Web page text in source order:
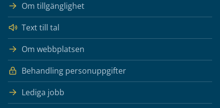
Om tillgänglighet
Text till tal
Om webbplatsen
Behandling personuppgifter
Lediga jobb